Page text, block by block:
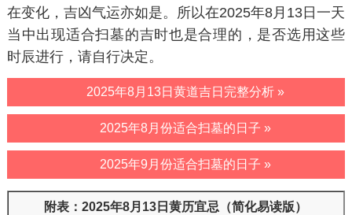
在变化，吉凶气运亦如是。所以在2025年8月13日一天
当中出现适合扫墓的吉时也是合理的，是否选用这些
时辰进行，请自行决定。
2025年8月13日黄道吉日完整分析 »
2025年8月份适合扫墓的日子 »
2025年9月份适合扫墓的日子 »
附表：2025年8月13日黄历宜忌（简化易读版）